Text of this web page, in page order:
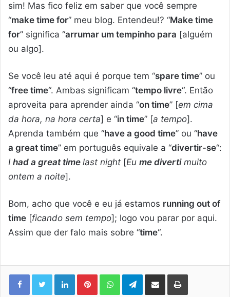
sim! Mas fico feliz em saber que você sempre
“make time for” meu blog. Entendeu!? “Make time
for” significa “arrumar um tempinho para [alguém
ou algo].
Se você leu até aqui é porque tem “spare time” ou
“free time“. Ambas significam “tempo livre“. Então
aproveita para aprender ainda “on time” [em cima
da hora, na hora certa] e “in time” [a tempo].
Aprenda também que “have a good time” ou “have
a great time” em português equivale a “divertir-se“:
I had a great time last night [Eu me divertimuito
ontem a noite].
Bom, acho que você e eu já estamos running out of
time [ficando sem tempo]; logo vou parar por aqui.
Assim que der falo mais sobre “time“.
LinkedinPinterestWhatsAppTelegram
Compartilhar via e-mail Imprimir